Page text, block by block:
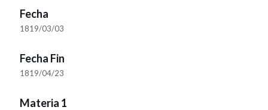
Fecha
1819/03/03
Fecha Fin
1819/04/23
Materia 1